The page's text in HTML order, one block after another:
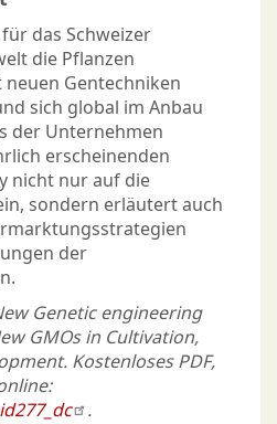
das Schweizer
die Pflanzen
Gentechniken
sich global im Anbau
der Unternehmen
erscheinenden
nicht nur auf die
sondern erläutert auch
der
Genetic engineering
GMOs in Cultivation,
Kostenloses PDF,
.